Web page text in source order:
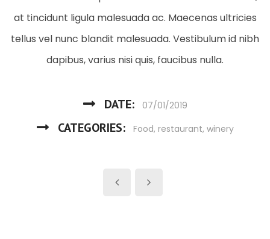
at tincidunt ligula malesuada ac. Maecenas ultricies
tellus vel nunc blandit malesuada. Vestibulum id nibh
dapibus, varius nisi quis, faucibus nulla.
DATE: 07/01/2019
CATEGORIES: Food, restaurant, winery